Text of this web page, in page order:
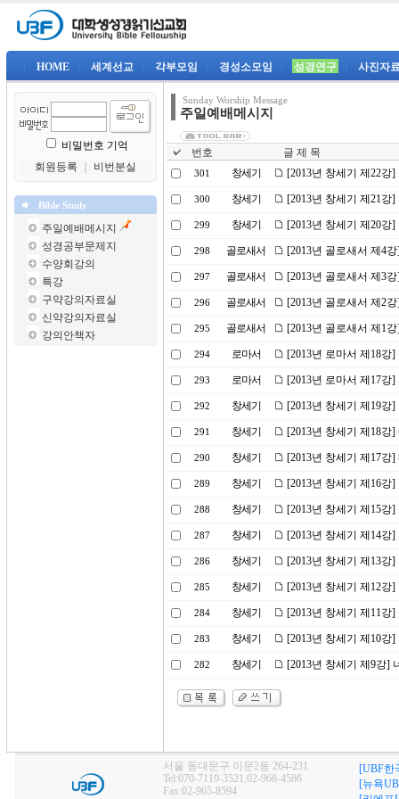
HOME 세계선교 각부모임 경성소모임 성경연구 사진자
비밀번호 기억
회원등록
비번분실
Bible Study
주일예배메시지
성경공부문제지
수양회강의
특강
구약강의자료실
신약강의자료실
강의안책자
Sunday Worship Message
주일예배메시지
번호 글 제 목
301 창세기 [2013년 창세기 제22강
300 창세기 [2013년 창세기 제21강
299 창세기 [2013년 창세기 제20강
298 골로새서 [2013년 골로새서 제4
297 골로새서 [2013년 골로새서 제3
296 골로새서 [2013년 골로새서 제2
295 골로새서 [2013년 골로새서 제1
294 로마서 [2013년 로마서 제18강
293 로마서 [2013년 로마서 제17강
292 창세기 [2013년 창세기 제19강
291 창세기 [2013년 창세기 제18강
290 창세기 [2013년 창세기 제17
289 창세기 [2013년 창세기 제16강
288 창세기 [2013년 창세기 제15강
287 창세기 [2013년 창세기 제14강
286 창세기 [2013년 창세기 제13
285 창세기 [2013년 창세기 제12강
284 창세기 [2013년 창세기 제11강
283 창세기 [2013년 창세기 제10강
282 창세기 [2013년 창세기 제9강]
서울 동대문구 이문2동 264-231
Tel:070-7119-3521,02-968-4586
Fax:02-965-8594
[UBF한
[뉴욕